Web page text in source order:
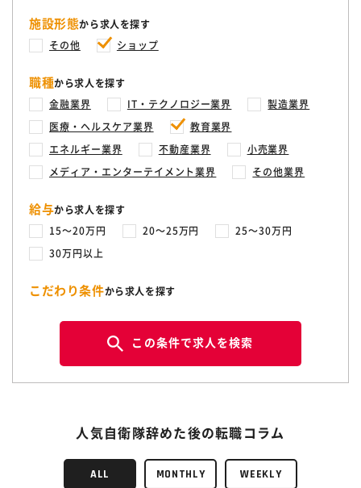
施設形態から求人を探す
その他 ショップ
職種から求人を探す
金融業界 IT・テクノロジー業界 製造業界
医療・ヘルスケア業界 教育業界
エネルギー業界 不動産業界 小売業界
メディア・エンターテイメント業界 その他業界
給与から求人を探す
15〜20万円 20〜25万円 25〜30万円
30万円以上
こだわり条件から求人を探す
この条件で求人を検索
人気自衛隊辞めた後の転職コラム
ALL MONTHLY WEEKLY